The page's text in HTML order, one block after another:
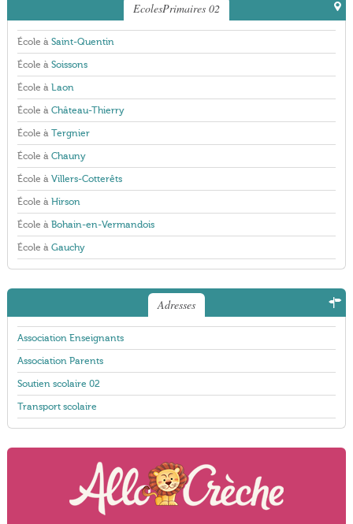
EcolesPrimaires 02
École à Saint-Quentin
École à Soissons
École à Laon
École à Château-Thierry
École à Tergnier
École à Chauny
École à Villers-Cotterêts
École à Hirson
École à Bohain-en-Vermandois
École à Gauchy
Adresses
Association Enseignants
Association Parents
Soutien scolaire 02
Transport scolaire